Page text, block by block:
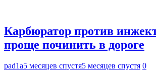
Карбюратор против
проще починить в дороге
pad1a5 месяцев спустя5 месяцев спустя 0